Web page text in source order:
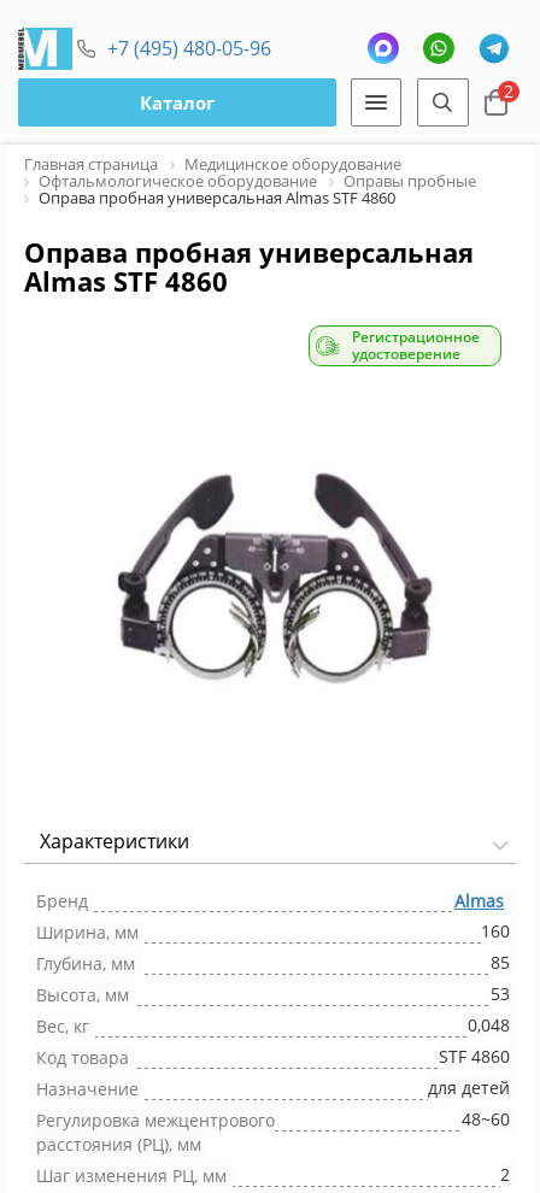
+7 (495) 480-05-96
Каталог 2
Главная страница Медицинское оборудование
Офтальмологическое оборудование Оправы пробные
Оправа пробная универсальная Almas STF 4860
Оправа пробная универсальная
Almas STF 4860
Регистрационное
удостоверение
Характеристики
Бренд
Almas
Ширина, мм
160
Глубина, мм
85
Высота, мм
53
Вес, кг
0,048
Код товара
STF 4860
Назначение
для детей
Регулировка межцентрового
расстояния (РЦ), мм
48~60
Шаг изменения РЦ, мм
2